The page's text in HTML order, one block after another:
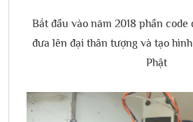
Bắt đầu vào năm 2018 phần code
đưa lên đại thân tượng và tạo
Phật